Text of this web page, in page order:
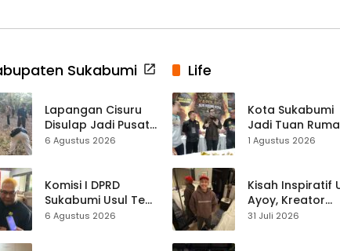
Sukabumi
Lapangan Cisuru
Disulap Jadi Pusat
Perayaan HUT RI,
Satukan Tenaga
6 Agustus 2026
Komisi I DPRD
Sukabumi Usul Tes
Rambut Jadi
6 Agustus 2026
Life
Kota Sukabumi
Jadi Tuan
Kontes Batu Akik
1 Agustus 2026
Kisah Inspiratif
Ayoy, Kreator
TikTok Asal
31 Juli 2026